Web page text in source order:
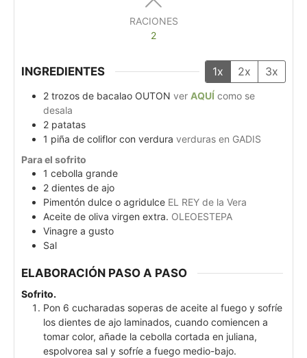
RACIONES
2
INGREDIENTES 1x 2x 3x
2 trozos de bacalao OUTON ver AQUÍ como se
desala
2 patatas
1 piña de coliflor con verdura verduras en GADIS
Para el sofrito
1 cebolla grande
2 dientes de ajo
Pimentón dulce o agridulce EL REY de la Vera
Aceite de oliva virgen extra. OLEOESTEPA
Vinagre a gusto
Sal
ELABORACIÓN PASO A PASO
Sofrito.
Pon 6 cucharadas soperas de aceite al fuego y sofríe
los dientes de ajo laminados, cuando comiencen a
tomar color, añade la cebolla cortada en juliana,
espolvorea sal y sofríe a fuego medio-bajo.